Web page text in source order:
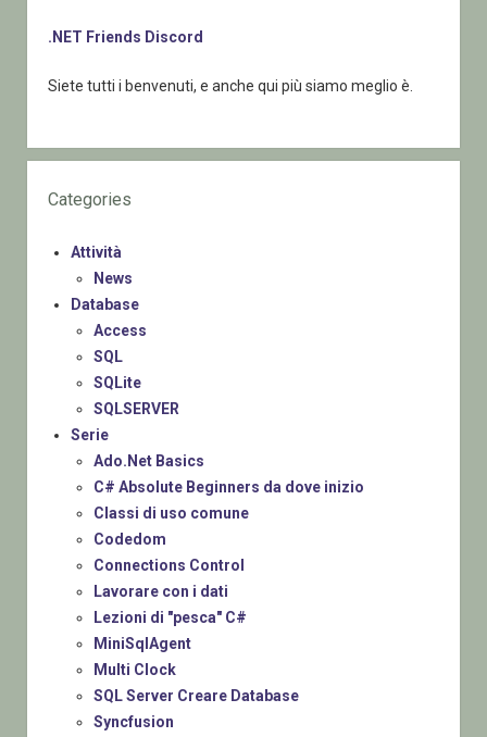
.NET Friends Discord
Siete tutti i benvenuti, e anche qui più siamo meglio è.
Categories
Attività
News
Database
Access
SQL
SQLite
SQLSERVER
Serie
Ado.Net Basics
C# Absolute Beginners da dove inizio
Classi di uso comune
Codedom
Connections Control
Lavorare con i dati
Lezioni di "pesca" C#
MiniSqlAgent
Multi Clock
SQL Server Creare Database
Syncfusion